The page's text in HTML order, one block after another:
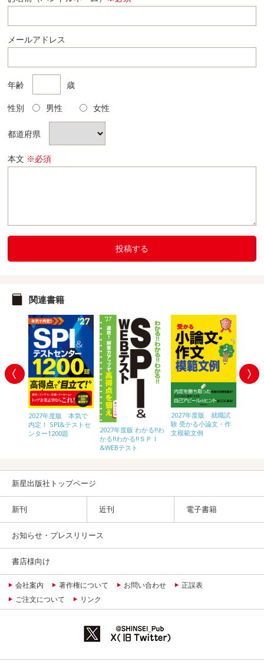
メールアドレス
年齢 歳
性別 男性 女性
都道府県
本文 ※必須
投稿する
関連書籍
2027年度版 本気で
内定！ SPI&テストセ
ンター1200題
2027年度版 わかる!!わ
かる!!わかる!!ＳＰＩ
&WEBテスト
2027年度版 就職試
験 受かる小論文・作
文模範文例
新星出版社トップページ
新刊 近刊 電子書籍
お知らせ・プレスリリース
書店様向け
会社案内 著作権について お問い合わせ
正誤表
ご注文について
リンク